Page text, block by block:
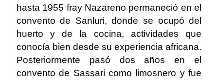
hasta 1955 fray Nazareno permaneció en el
convento de Sanluri, donde se ocupó del
huerto y de la cocina, actividades que
conocía bien desde su experiencia africana.
Posteriormente pasó dos años en el
convento de Sassari como limosnero y fue